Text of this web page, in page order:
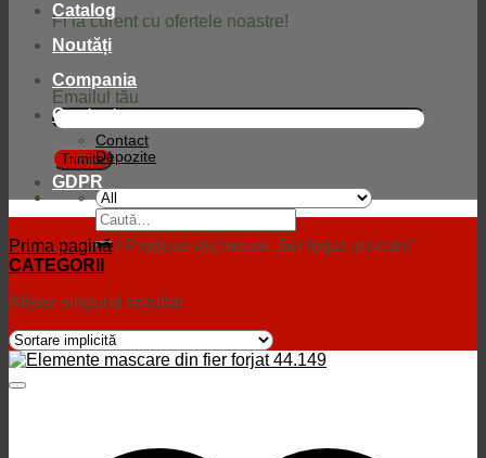
Fi la curent cu ofertele noastre!
Emailul tău
Caută
după:
Catalog
Noutăți
Compania
Contact
Contact
Depozite
GDPR
Prima pagină /Produse etichetate „fier forjat urziceni”
CATEGORII
Afișez singurul rezultat